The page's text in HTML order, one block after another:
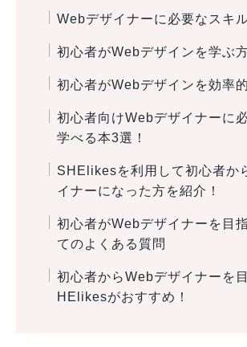
Webデザイナーに必要なスキ
初心者がWebデザインを学ぶ
初心者がWebデザインを効率
初心者向けWebデザイナーに
学べる本3選！
SHElikesを利用して初心者か
イナーになった方を紹介！
初心者がWebデザイナーを目
てのよくある質問
初心者からWebデザイナーを
HElikesがおすすめ！